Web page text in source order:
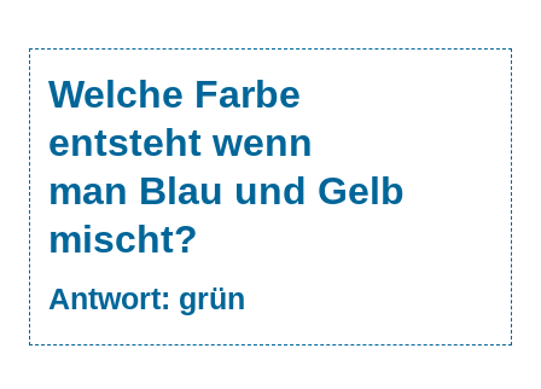
Welche Farbe
entsteht wenn
man Blau und Gelb
mischt?
Antwort: grün